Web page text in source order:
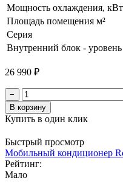
Мощность охлаждения, кВт
Площадь помещения м²
Серия
Внутренний блок -
26 990 ₽
−
В корзину
Купить в один клик
Быстрый просмотр
Мобильный кондиционер
Рейтинг:
Мало